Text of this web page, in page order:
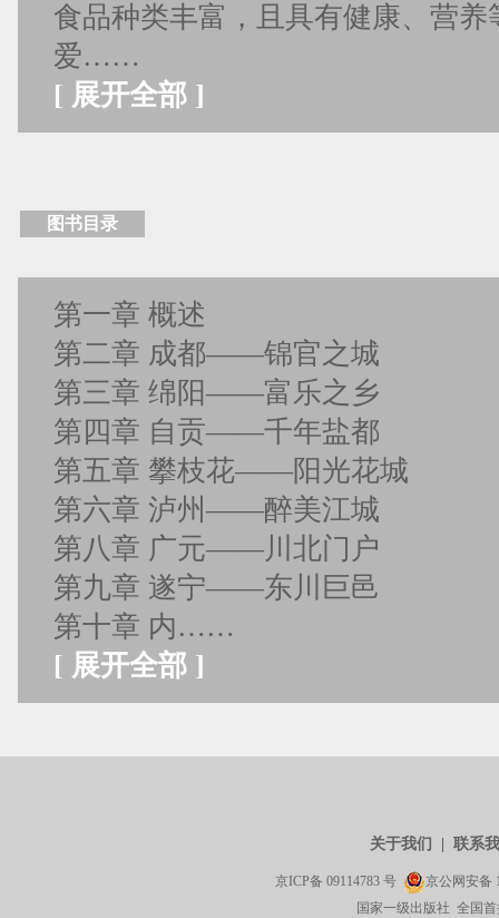
食品种类丰富，且具有健康、营
爱……
[ 展开全部 ]
图书目录
第一章 概述
第二章 成都——锦官之城
第三章 绵阳——富乐之乡
第四章 自贡——千年盐都
第五章 攀枝花——阳光花城
第六章 泸州——醉美江城
第八章 广元——川北门户
第九章 遂宁——东川巨邑
第十章 内……
[ 展开全部 ]
关于我们 联系
京ICP备 09114783 号 京公网安备
国家一级出版社 全国